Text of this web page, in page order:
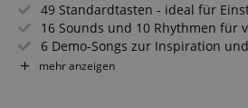
49 Standardtasten - ideal für
16 Sounds und 10 Rhythmen für
6 Demo-Songs zur Inspiration
Inklusive Mikrofon und
Kopfhöreranschluss für
Mit Netzteil und leichtem,
mehr anzeigen